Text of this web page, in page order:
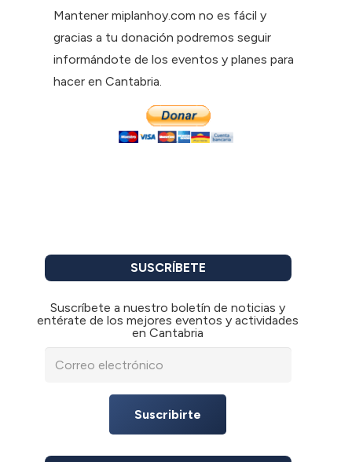
Mantener miplanhoy.com no es fácil y
gracias a tu donación podremos seguir
informándote de los eventos y planes para
hacer en Cantabria.
SUSCRÍBETE
Suscríbete a nuestro boletín de noticias y
entérate de los mejores eventos y actividades
en Cantabria
Suscribirte